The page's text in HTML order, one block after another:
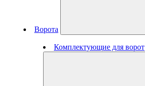
Ворота
Комплектующие для ворот